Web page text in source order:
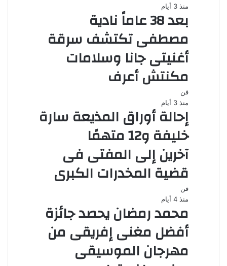
منذ 3 أيام
بعد 38 عاماً نادية
مصطفى تكتشف سرقة
أغنيتى جانا وسلامات
مكنتش أعرف
فن
منذ 3 أيام
إحالة أوراق المذيعة سارة
خليفة و12 متهمًا
آخرين إلى المفتى فى
قضية المخدرات الكبرى
فن
منذ 4 أيام
محمد رمضان يحصد جائزة
أفضل مغنى إفريقى من
مهرجان الموسيقى